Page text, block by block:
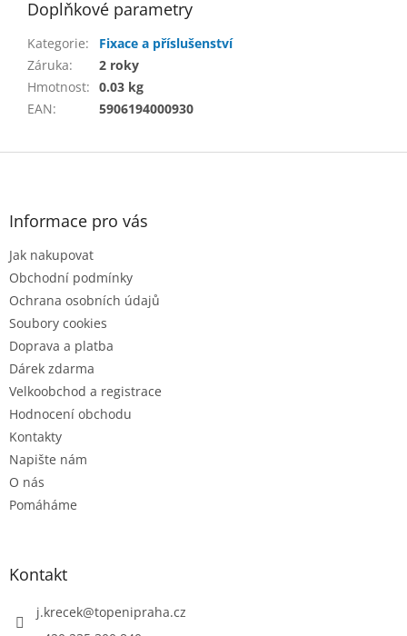
Doplňkové parametry
Kategorie:
Fixace a příslušenství
Záruka:
2 roky
Hmotnost: 0.03 kg
EAN: 5906194000930
Z
Informace pro vás
Jak nakupovat
Obchodní podmínky
Ochrana osobních údajů
Soubory cookies
Doprava a platba
Dárek zdarma
Velkoobchod a registrace
Hodnocení obchodu
Kontakty
Napište nám
O nás
Pomáháme
Kontakt
j.krecek@topenipraha.cz